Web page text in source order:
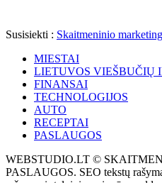
Susisiekti : Skaitmeninio
MIESTAI
LIETUVOS VIEŠBUČIŲ
FINANSAI
TECHNOLOGIJOS
AUTO
RECEPTAI
PASLAUGOS
WEBSTUDIO.LT ©
PASLAUGOS. SEO tekstų